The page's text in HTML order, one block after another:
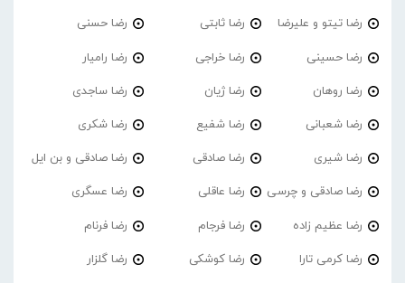
رضا تیتو و علیرضا رضا ثابتی رضا حسنی
رضا حسینی رضا خراجی رضا رامیار
رضا روهان رضا ژیان رضا ساجدی
رضا شعبانی رضا شفیع رضا شکری
رضا شیری رضا صادقی رضا صادقی و بن ایل
رضا صادقی و چرسی رضا عاقلی رضا عسگری
رضا عظیم زاده رضا فرجام رضا فرنام
رضا کرمی تارا رضا کوشکی رضا گلزار